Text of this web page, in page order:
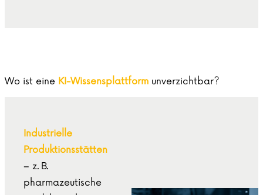
Wo ist eine KI-Wissensplattform unverzichtbar?
Industrielle
Produktionsstätten
– z. B.
pharmazeutische